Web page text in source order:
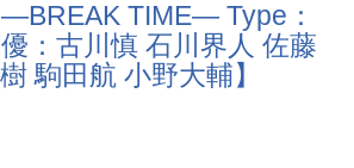
TIME― Type：
：古川慎 石川界人 佐藤
駒田航 小野大輔】